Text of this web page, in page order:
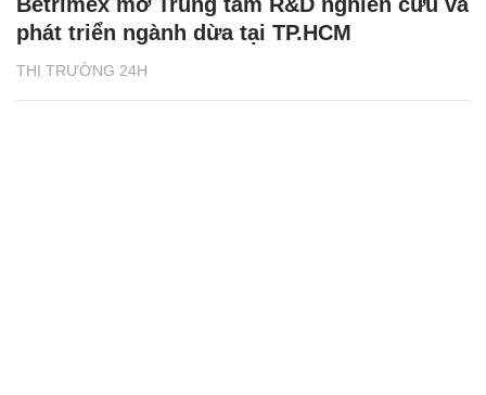
THỊ TRƯỜNG 24H
phát triển ngành dừa tại TP.HCM